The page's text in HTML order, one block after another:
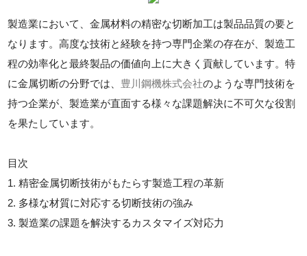
製造業において、金属材料の精密な切断加工は製品品質の要と
なります。高度な技術と経験を持つ専門企業の存在が、製造工
程の効率化と最終製品の価値向上に大きく貢献しています。特
に金属切断の分野では、 豊川鋼機株式会社のような専門技術を
持つ企業が、製造業が直面する様々な課題解決に不可欠な役割
を果たしています。
目次
1. 精密金属切断技術がもたらす製造工程の革新
2. 多様な材質に対応する切断技術の強み
3. 製造業の課題を解決するカスタマイズ対応力